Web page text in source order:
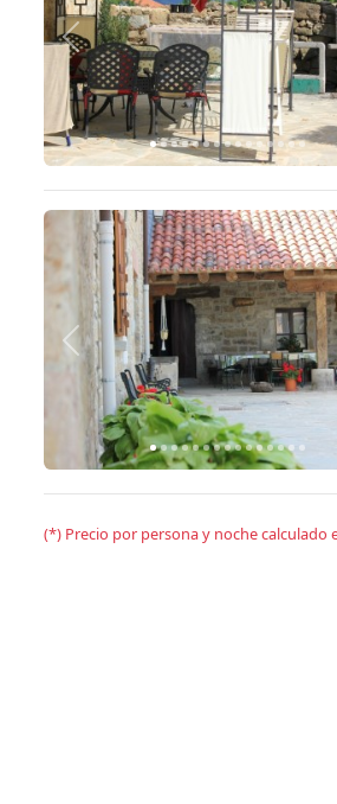
Anterior
Anterior
(*) Precio por persona y noche calculado